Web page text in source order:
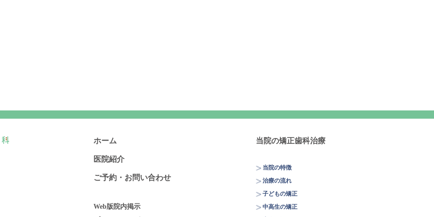
ホーム
医院紹介
ご予約・お問い合わせ
Web版院内掲示
当院の矯正歯科治療
当院の特徴
治療の流れ
子どもの矯正
中高生の矯正